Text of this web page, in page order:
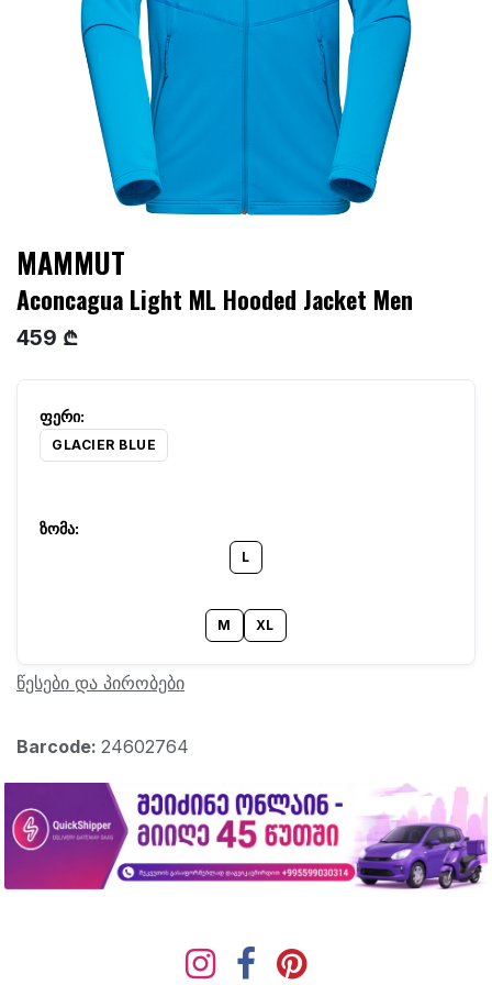
MAMMUT
Aconcagua Light ML Hooded Jacket Men
459 ₾
GLACIER BLUE
L
M XL
წესები და პირობები
Barcode: 24602764